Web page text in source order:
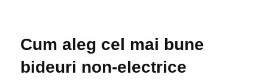
Cum aleg cel mai bune
bideuri non-electrice